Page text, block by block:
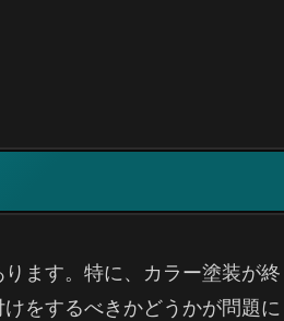
ます。特に、カラー塗装が終
をするべきかどうかが問題に